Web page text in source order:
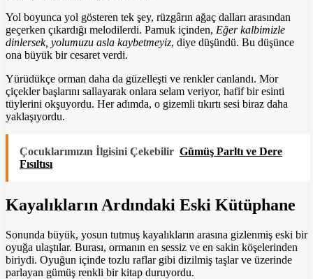
Yol boyunca yol gösteren tek şey, rüzgârın ağaç dalları arasından
geçerken çıkardığı melodilerdi. Pamuk içinden, Eğer kalbimizle
dinlersek, yolumuzu asla kaybetmeyiz, diye düşündü. Bu düşünce
ona büyük bir cesaret verdi.
Yürüdükçe orman daha da güzelleşti ve renkler canlandı. Mor
çiçekler başlarını sallayarak onlara selam veriyor, hafif bir esinti
tüylerini okşuyordu. Her adımda, o gizemli tıkırtı sesi biraz daha
yaklaşıyordu.
Çocuklarımızın İlgisini Çekebilir Gümüş Parltı ve Dere
Fısıltısı
Kayalıkların Ardındaki Eski Kütüphane
Sonunda büyük, yosun tutmuş kayalıkların arasına gizlenmiş eski bir
oyuğa ulaştılar. Burası, ormanın en sessiz ve en sakin köşelerinden
biriydi. Oyuğun içinde tozlu raflar gibi dizilmiş taşlar ve üzerinde
parlayan gümüş renkli bir kitap duruyordu.